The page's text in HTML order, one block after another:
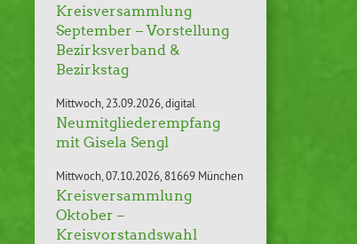
Kreisversammlung
September – Vorstellung
Bezirksverband &
Bezirkstag
Mittwoch 23.09.2026 digital
Neumitgliederempfang
mit Gisela Sengl
Mittwoch 07.10.2026 81669 München
Kreisversammlung
Oktober –
Kreisvorstandswahl